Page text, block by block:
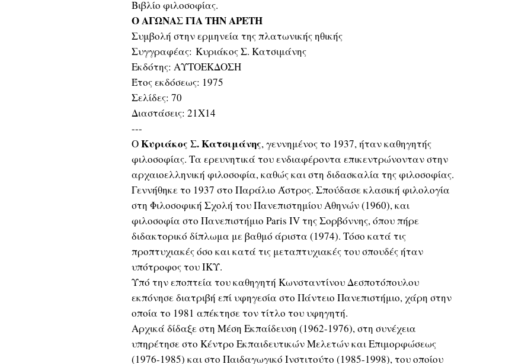
Βιβλίο φιλοσοφίας.
Ο ΑΓΩΝΑΣ ΓΙΑ ΤΗΝ ΑΡΕΤΗ
Συμβολή στην ερμηνεία της πλατωνικής ηθικής
Συγγραφέας: Κυριάκος Σ. Κατσιμάνης
Εκδότης: ΑΥΤΟΕΚΔΟΣΗ
Έτος εκδόσεως: 1975
Σελίδες: 70
Διαστάσεις: 21Χ14
---
ΟΚυριάκος Σ. Κατσιμάνης, γεννημένος το 1937, ήταν καθηγητής
φιλοσοφίας. Τα ερευνητικά του ενδιαφέροντα επικεντρώνονταν στην
αρχαιοελληνική φιλοσοφία, καθώς και στη διδασκαλία της φιλοσοφίας.
Γεννήθηκε το 1937 στο Παράλιο Άστρος. Σπούδασε κλασική φιλολογία
στη Φιλοσοφική Σχολή του Πανεπιστημίου Αθηνών (1960), και
φιλοσοφία στο Πανεπιστήμιο Paris IV της Σορβόννης, όπου πήρε
διδακτορικό δίπλωμα με βαθμό άριστα (1974). Τόσο κατά τις
προπτυχιακές όσο και κατά τις μεταπτυχιακές του σπουδές ήταν
υπότροφος του ΙΚΥ.
Υπό την εποπτεία του καθηγητή Κωνσταντίνου Δεσποτόπουλου
εκπόνησε διατριβή επί υφηγεσία στο Πάντειο Πανεπιστήμιο, χάρη στην
οποία το 1981 απέκτησε τον τίτλο του υφηγητή.
Αρχικά δίδαξε στη Μέση Εκπαίδευση (1962-1976), στη συνέχεια
υπηρέτησε στο Κέντρο Εκπαιδευτικών Μελετών και Επιμορφώσεως
(1976-1985) και στο Παιδαγωγικό Ινστιτούτο (1985-1998), του οποίου